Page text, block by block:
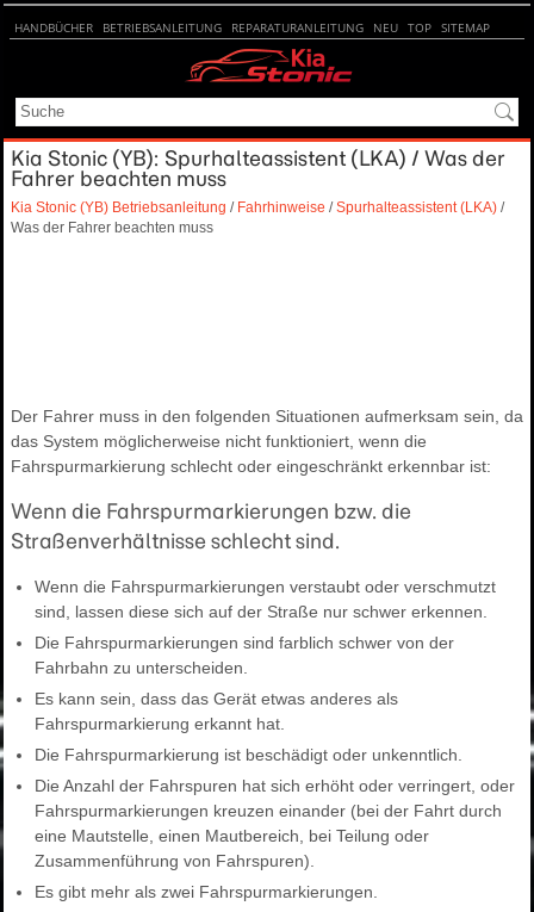
HANDBÜCHER BETRIEBSANLEITUNG REPARATURANLEITUNG NEU TOP SITEMAP
Kia Stonic (YB): Spurhalteassistent (LKA) / Was der
Fahrer beachten muss
Kia Stonic (YB) Betriebsanleitung / Fahrhinweise /Spurhalteassistent (LKA) /
Was der Fahrer beachten muss
Der Fahrer muss in den folgenden Situationen aufmerksam sein, da
das System möglicherweise nicht funktioniert, wenn die
Fahrspurmarkierung schlecht oder eingeschränkt erkennbar ist:
Wenn die Fahrspurmarkierungen bzw. die
Straßenverhältnisse schlecht sind.
Wenn die Fahrspurmarkierungen verstaubt oder verschmutzt
sind, lassen diese sich auf der Straße nur schwer erkennen.
Die Fahrspurmarkierungen sind farblich schwer von der
Fahrbahn zu unterscheiden.
Es kann sein, dass das Gerät etwas anderes als
Fahrspurmarkierung erkannt hat.
Die Fahrspurmarkierung ist beschädigt oder unkenntlich.
Die Anzahl der Fahrspuren hat sich erhöht oder verringert, oder
Fahrspurmarkierungen kreuzen einander (bei der Fahrt durch
eine Mautstelle, einen Mautbereich, bei Teilung oder
Zusammenführung von Fahrspuren).
Es gibt mehr als zwei Fahrspurmarkierungen.